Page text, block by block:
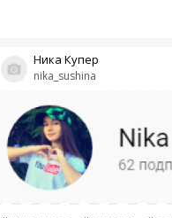
nika_sushina
Ника Купер